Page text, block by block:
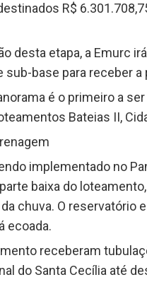
R$
desta etapa, a Emurc
sub-base para receber
é o primeiro a
Bateias II,
implementado no
baixa do
chuva. O reservatório
ecoada.
receberam
do Santa Cecília até